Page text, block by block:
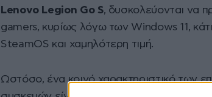
Lenovo Legion Go S, δυσκολεύονται να
gamers, κυρίως λόγω των Windows 11,
SteamOS και χαμηλότερη τιμή.
Ωστόσο, ένα κοινό χαρακτηριστικό των